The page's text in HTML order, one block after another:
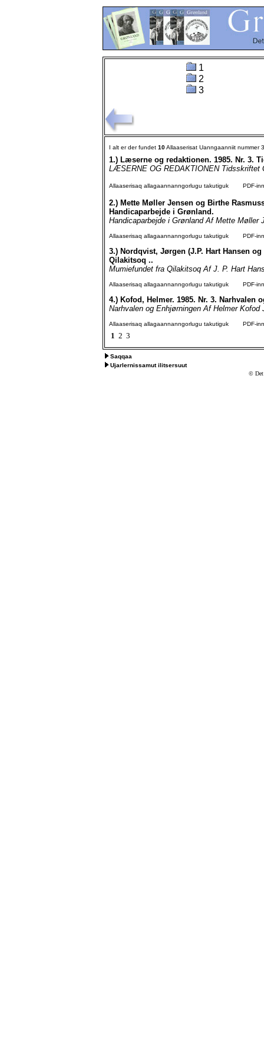
1
2
3
I alt er der fundet 10Allaaserisat Uanngaanniit nummer
1.) Læserne og redaktionen. 1985. Nr. 3.
LÆSERNE OG REDAKTIONEN Tidsskriftet
Allaaserisaq allagaannanngorlugu takutiguk PDF-
2.) Mette Møller Jensen og Birthe
Handicaparbejde i Grønland.
Handicaparbejde i Grønland Af Mette Møller
Allaaserisaq allagaannanngorlugu takutiguk PDF-
3.) Nordqvist, Jørgen (J.P. Hart Hansen
Qilakitsoq ..
Mumiefundet fra Qilakitsoq Af J. P. Hart
Allaaserisaq allagaannanngorlugu takutiguk PDF-
4.) Kofod, Helmer. 1985. Nr. 3. Narhvalen
Narhvalen og Enhjørningen Af Helmer
Allaaserisaq allagaannanngorlugu takutiguk PDF-
1 2 3
Saqqaa
Ujarlernissamut ilitsersuut
© Det